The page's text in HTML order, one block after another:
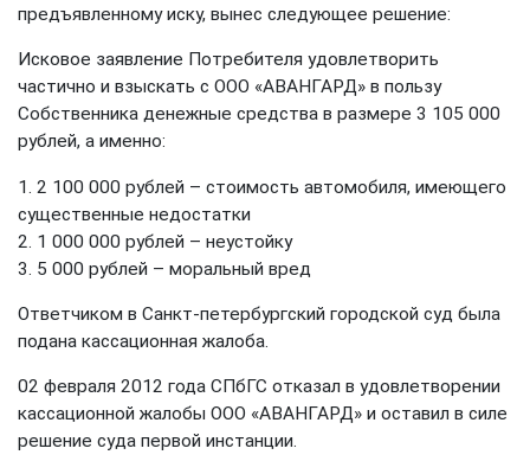
предъявленному иску, вынес следующее решение:
Исковое заявление Потребителя удовлетворить
частично и взыскать с ООО «АВАНГАРД» в пользу
Собственника денежные средства в размере 3 105 000
рублей, а именно:
2 100 000 рублей – стоимость автомобиля, имеющего
существенные недостатки
1 000 000 рублей – неустойку
5 000 рублей – моральный вред
Ответчиком в Санкт-петербургский городской суд была
подана кассационная жалоба.
02 февраля 2012 года СПбГС отказал в удовлетворении
кассационной жалобы ООО «АВАНГАРД» и оставил в силе
решение суда первой инстанции.